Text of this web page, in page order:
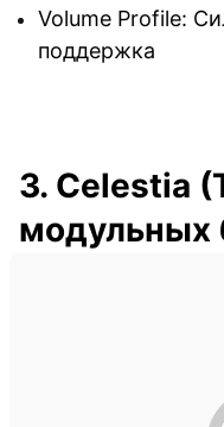
Volume Profile:
поддержка
3. Celestia
модульных